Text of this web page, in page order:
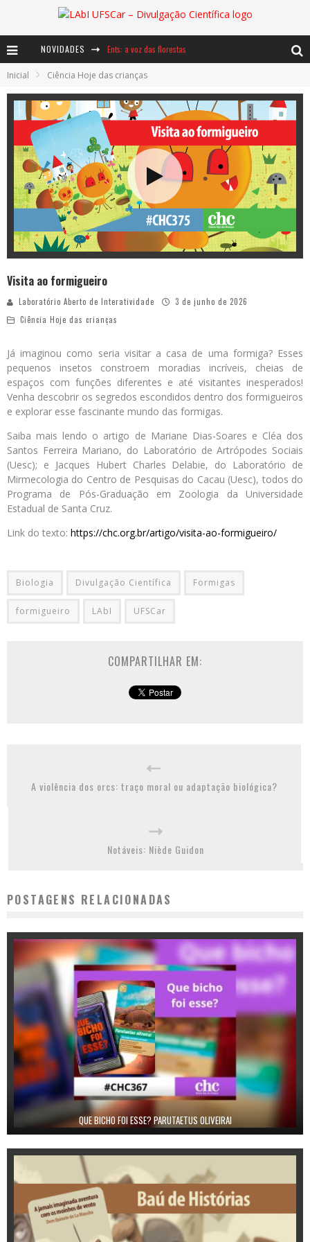
NOVIDADES Ents: a voz das florestas
Notáveis: Bertha Lutz
Baú de Histórias - A jamais imaginada aventura com os moinhos de vento
Inicial Ciência Hoje das crianças
Visita ao formigueiro
Laboratório Aberto de Interatividade
3 de junho de 2026
Ciência Hoje das crianças
Já imaginou como seria visitar a casa de uma formiga? Esses
pequenos insetos constroem moradias incríveis, cheias de
espaços com funções diferentes e até visitantes inesperados!
Venha descobrir os segredos escondidos dentro dos formigueiros
e explorar esse fascinante mundo das formigas.
Saiba mais lendo o artigo de Mariane Dias-Soares e Cléa dos
Santos Ferreira Mariano, do Laboratório de Artrópodes Sociais
(Uesc); e Jacques Hubert Charles Delabie, do Laboratório de
Mirmecologia do Centro de Pesquisas do Cacau (Uesc), todos do
Programa de Pós-Graduação em Zoologia da Universidade
Estadual de Santa Cruz.
Link do texto: https://chc.org.br/artigo/visita-ao-formigueiro/
Biologia Divulgação Científica Formigas
formigueiro LAbI UFSCar
COMPARTILHAR EM:
A violência dos orcs: traço moral ou adaptação biológica?
Notáveis: Niède Guidon
POSTAGENS RELACIONADAS
QUE BICHO FOI ESSE? PARUTAETUS OLIVEIRAI